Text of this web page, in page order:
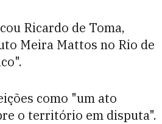
Ricardo de Toma,
Meira Mattos no Rio de
como "um ato
o território em disputa".